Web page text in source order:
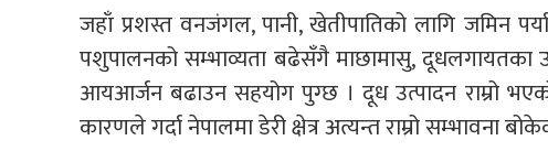
जहाँ प्रशस्त वनजंगल, पानी, खेतीपातिको लागि जमिन
पशुपालनको सम्भाव्यता बढेसँगै माछामासु,
आयआर्जन बढाउन सहयोग पुग्छ । दूध उत्पादन राम्रो
कारणले गर्दा नेपालमा डेरी क्षेत्र अत्यन्त राम्रो सम्भावना